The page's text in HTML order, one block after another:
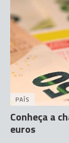
PAÍS
Conheça a
euros